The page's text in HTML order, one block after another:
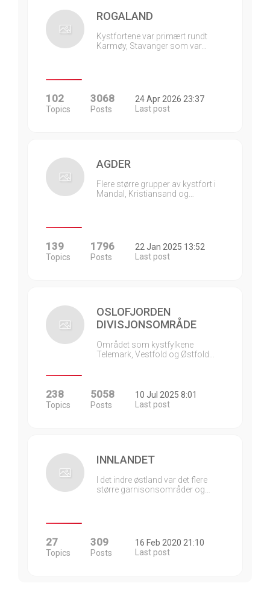
ROGALAND
Kystfortene var primært rundt
Karmøy, Stavanger som var…
102
Topics
3068
Posts
24 Apr 2026 23:37
Last post
AGDER
Flere større grupper av kystfort i
Mandal, Kristiansand og…
139
Topics
1796
Posts
22 Jan 2025 13:52
Last post
OSLOFJORDEN
DIVISJONSOMRÅDE
Området som kystfylkene
Telemark, Vestfold og Østfold…
238
Topics
5058
Posts
10 Jul 2025 8:01
Last post
INNLANDET
I det indre østland var det flere
større garnisonsområder og…
27
Topics
309
Posts
16 Feb 2020 21:10
Last post